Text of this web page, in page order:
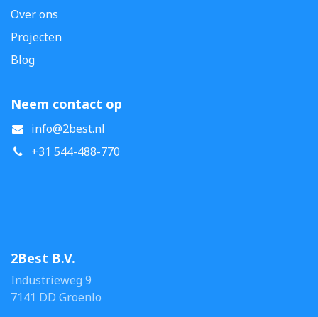
Over ons
Projecten
Blog
Neem contact op
info@2best.nl
+31 544-488-770
2Best B.V.
Industrieweg 9
7141 DD Groenlo